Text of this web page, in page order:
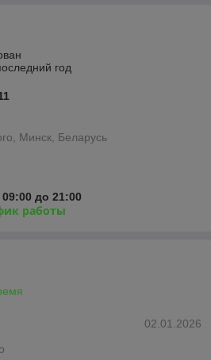
год
Минск, Беларусь
до 21:00
работы
02.01.2026